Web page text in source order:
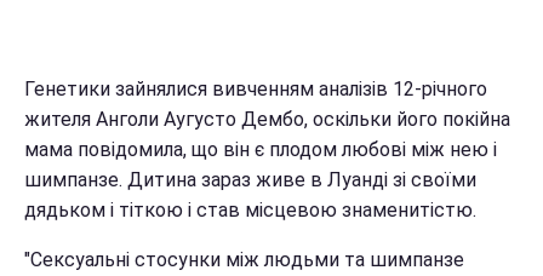
Генетики зайнялися вивченням аналізів 12-річного
жителя Анголи Аугусто Дембо, оскільки його покійна
мама повідомила, що він є плодом любові між нею і
шимпанзе. Дитина зараз живе в Луанді зі своїми
дядьком і тіткою і став місцевою знаменитістю.
"Сексуальні стосунки між людьми та шимпанзе